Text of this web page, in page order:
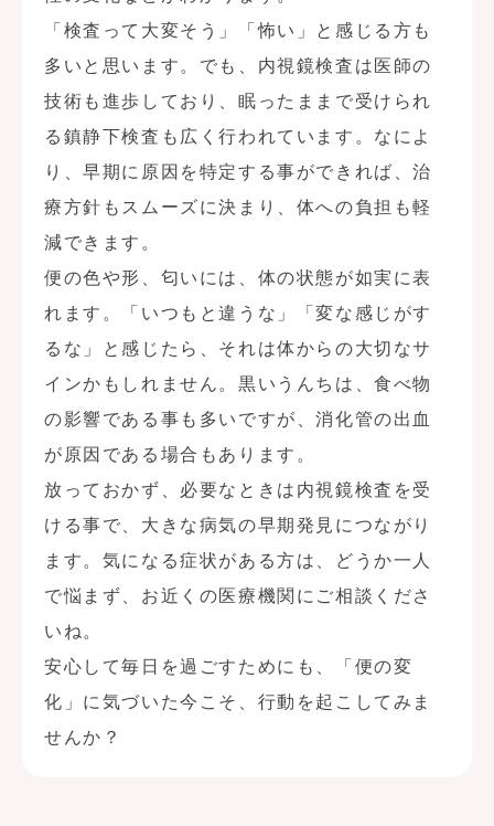
「検査って大変そう」「怖い」と感じる方も
多いと思います。でも、内視鏡検査は医師の
技術も進歩しており、眠ったままで受けられ
る鎮静下検査も広く行われています。なによ
り、早期に原因を特定する事ができれば、治
療方針もスムーズに決まり、体への負担も軽
減できます。
便の色や形、匂いには、体の状態が如実に表
れます。「いつもと違うな」「変な感じがす
るな」と感じたら、それは体からの大切なサ
インかもしれません。黒いうんちは、食べ物
の影響である事も多いですが、消化管の出血
が原因である場合もあります。
放っておかず、必要なときは内視鏡検査を受
ける事で、大きな病気の早期発見につながり
ます。気になる症状がある方は、どうか一人
で悩まず、お近くの医療機関にご相談くださ
いね。
安心して毎日を過ごすためにも、「便の変
化」に気づいた今こそ、行動を起こしてみま
せんか？